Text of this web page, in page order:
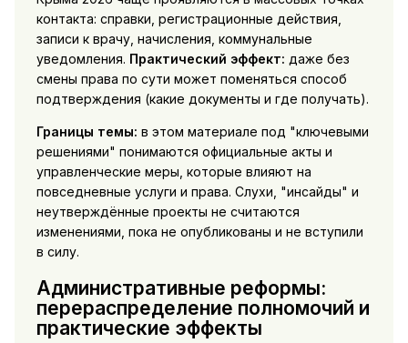
контакта: справки, регистрационные действия,
записи к врачу, начисления, коммунальные
уведомления. Практический эффект: даже без
смены права по сути может поменяться способ
подтверждения (какие документы и где получать).
Границы темы: в этом материале под "ключевыми
решениями" понимаются официальные акты и
управленческие меры, которые влияют на
повседневные услуги и права. Слухи, "инсайды" и
неутверждённые проекты не считаются
изменениями, пока не опубликованы и не вступили
в силу.
Административные реформы:
перераспределение полномочий и
практические эффекты